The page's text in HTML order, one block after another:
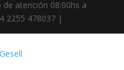
atención 08:00hs a
2255 478037 |